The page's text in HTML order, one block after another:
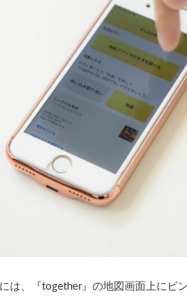
は、『together』の地図画面上にピ